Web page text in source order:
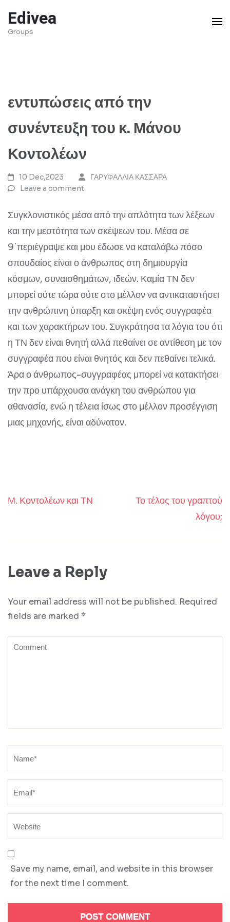
to
content
Edivea
Groups
εντυπώσεις από την
συνέντευξη του κ. Μάνου
Κοντολέων
10 Dec,2023
ΓΑΡΥΦΑΛΛΙΑ ΚΑΣΣΑΡΑ
Leave a comment
Συγκλονιστικός μέσα από την απλότητα των λέξεων
και την μεστότητα των σκέψεων του. Μέσα σε
9΄περιέγραψε και μου έδωσε να καταλάβω πόσο
σπουδαίος είναι ο άνθρωπος στη δημιουργία
κόσμων, συναισθημάτων, ιδεών. Καμία ΤΝ δεν
μπορεί ούτε τώρα ούτε στο μέλλον να αντικαταστήσει
την ανθρώπινη ύπαρξη και σκέψη ενός συγγραφέα
και των χαρακτήρων του. Συγκράτησα τα λόγια του ότι
η ΤΝ δεν είναι θνητή αλλά πεθαίνει σε αντίθεση με τον
συγγραφέα που είναι θνητός και δεν πεθαίνει τελικά.
Άρα ο άνθρωπος-συγγραφέας μπορεί να κατακτήσει
την προ υπάρχουσα ανάγκη του ανθρώπου για
αθανασία, ενώ η τέλεια ίσως στο μέλλον προσέγγιση
μιας μηχανής, είναι αδύνατον.
Post
Μ. Κοντολέων και ΤΝ
Το τέλος του γραπτού
λόγου;
Leave a Reply
Your email address will not be published. Required
fields are marked *
Comment
Save my name, email, and website in this browser
for the next time I comment.